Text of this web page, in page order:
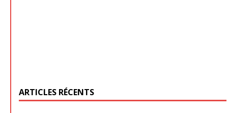
ARTICLES RÉCENTS